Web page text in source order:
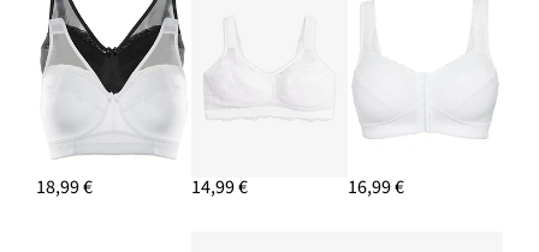
18,99 € 14,99 € 16,99 €